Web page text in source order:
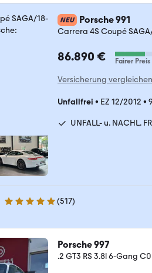
NEU Porsche 991
Carrera 4S Coupé
86.890 € Fairer Preis
Versicherung vergleichen
Unfallfrei • EZ 12/2012 •
UNFALL- u. NACHL.
4.9 Sterne (517)
Porsche 997
.2 GT3 RS 3.8l 6-Gang